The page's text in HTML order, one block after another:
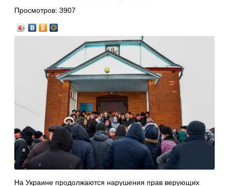
Просмотров: 3907
На Украине продолжаются нарушения прав верующих